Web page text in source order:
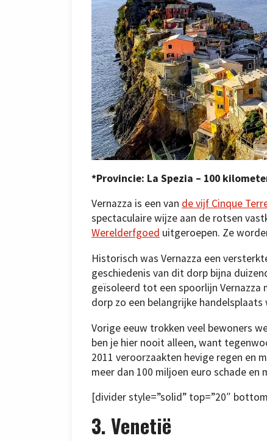
*Provincie: La Spezia – 100
Vernazza is een van de vijf Cinque
spectaculaire wijze aan de rotsen
Werelderfgoed uitgeroepen. Ze
Historisch was Vernazza een
geschiedenis van dit dorp bijna
geïsoleerd tot een spoorlijn
dorp zo een belangrijke handelsplaats
Vorige eeuw trokken veel bewoners
ben je hier nooit alleen, want
2011 veroorzaakten hevige regen en
meer dan 100 miljoen euro schade
[divider style=”solid” top=”20″
3. Venetië